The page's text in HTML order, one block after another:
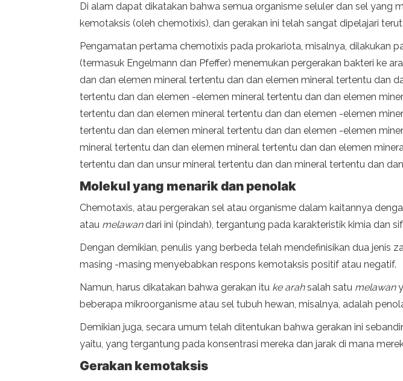
Di alam dapat dikatakan bahwa semua organisme seluler dan sel yang
kemotaksis (oleh chemotixis), dan gerakan ini telah sangat dipelajari
Pengamatan pertama chemotixis pada prokariota, misalnya, dilakukan
(termasuk Engelmann dan Pfeffer) menemukan pergerakan bakteri ke
dan dan elemen mineral tertentu dan dan elemen mineral tertentu dan
tertentu dan dan elemen -elemen mineral tertentu dan dan elemen
tertentu dan dan elemen mineral tertentu dan dan elemen -elemen
tertentu dan dan elemen mineral tertentu dan dan elemen -elemen
mineral tertentu dan dan elemen mineral tertentu dan dan elemen
tertentu dan dan unsur mineral tertentu dan dan mineral tertentu dan
Molekul yang menarik dan penolak
Chemotaxis, atau pergerakan sel atau organisme dalam kaitannya
atau melawandari ini (pindah), tergantung pada karakteristik kimia dan
Dengan demikian, penulis yang berbeda telah mendefinisikan dua jenis
masing -masing menyebabkan respons kemotaksis positif atau negatif.
Namun, harus dikatakan bahwa gerakan itu ke arahsalah satu melawan
beberapa mikroorganisme atau sel tubuh hewan, misalnya, adalah
Demikian juga, secara umum telah ditentukan bahwa gerakan ini
yaitu, yang tergantung pada konsentrasi mereka dan jarak di mana
Gerakan kemotaksis